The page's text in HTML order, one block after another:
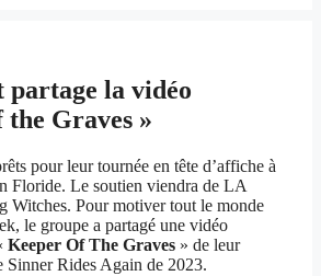
partage la vidéo
the Graves »
pour leur tournée en tête d’affiche à
Floride. Le soutien viendra de LA
Witches. Pour motiver tout le monde
le groupe a partagé une vidéo
Keeper Of The Graves » de leur
Sinner Rides Again de 2023.